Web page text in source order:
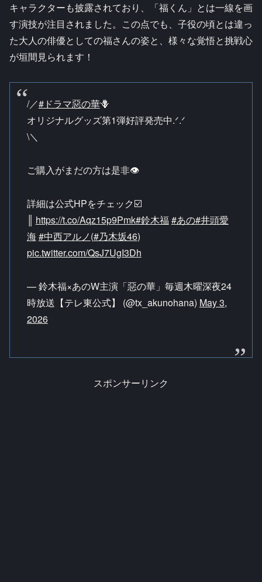
キャラクターも披露されており、「福くん」とは一線を画
す演技が注目されました。この点でも、子役の頃とは違っ
た大人の俳優としての福さんの姿と、様々な覚悟と挑戦心
が垣間見られます！
/／#ドラマ惡の華🪻
オリジナルグッズ第1弾好評発売中.ᐟ.ᐟ
\＼
ご購入がまだの方は是非👁️
詳細は公式HPをチェック☑️
https://t.co/Aqz15p9Pmk#鈴木福#あの#井頭愛
海#中西アルノ(#乃木坂46)
pic.twitter.com/QsJ7UgI3Dh
— 鈴木福×あのW主演「惡の華」毎週木曜深夜24
時放送【テレ東公式】 (@tx_akunohana) May 3,
2026
スポンサーリンク